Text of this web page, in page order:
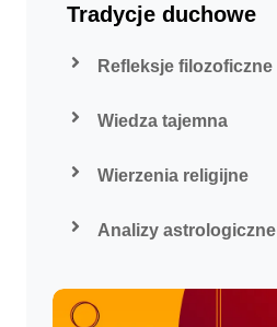
Tradycje duchowe
Refleksje filozoficzne
Wiedza tajemna
Wierzenia religijne
Analizy astrologiczne